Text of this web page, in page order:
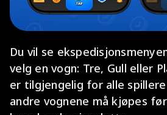
Du vil se
velg en vogn: Tre, Gull eller
er tilgjengelig for alle
andre vognene må kjøpes